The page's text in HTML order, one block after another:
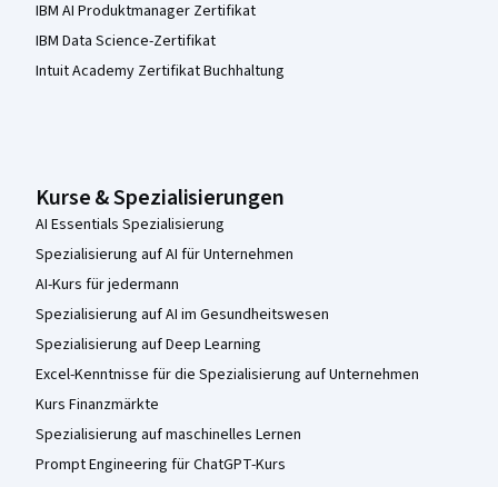
IBM AI Produktmanager Zertifikat
IBM Data Science-Zertifikat
Intuit Academy Zertifikat Buchhaltung
Kurse & Spezialisierungen
AI Essentials Spezialisierung
Spezialisierung auf AI für Unternehmen
AI-Kurs für jedermann
Spezialisierung auf AI im Gesundheitswesen
Spezialisierung auf Deep Learning
Excel-Kenntnisse für die Spezialisierung auf Unternehmen
Kurs Finanzmärkte
Spezialisierung auf maschinelles Lernen
Prompt Engineering für ChatGPT-Kurs